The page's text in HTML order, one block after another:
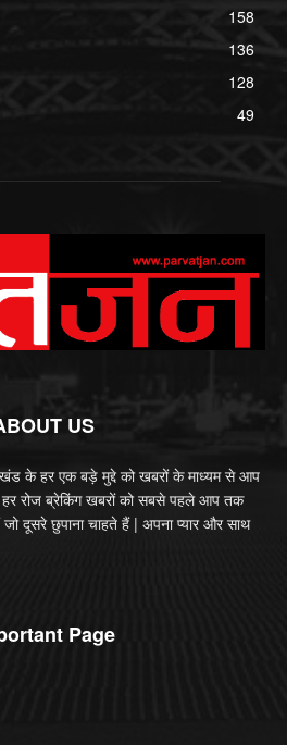
158
136
128
49
US
के हर एक बड़े मुद्दे को खबरों के माध्यम से आप
रोज ब्रेकिंग खबरों को सबसे पहले आप तक
जो दूसरे छुपाना चाहते हैं | अपना प्यार और साथ
Page